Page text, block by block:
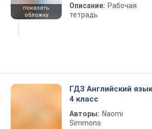
показать
обложку
Описание: Рабочая
тетрадь
ГДЗ Английский язык
4 класс
Авторы: Naomi
Simmons